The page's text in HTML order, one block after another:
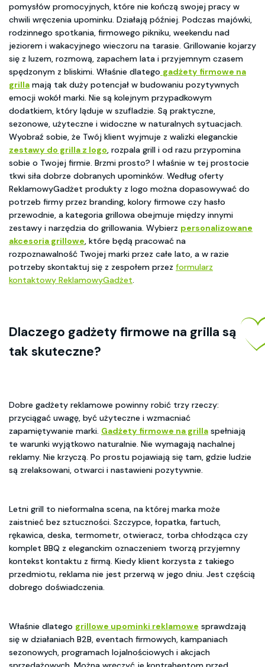
pomysłów promocyjnych, które nie kończą swojej pracy w
chwili wręczenia upominku. Działają później. Podczas majówki,
rodzinnego spotkania, firmowego pikniku, weekendu nad
jeziorem i wakacyjnego wieczoru na tarasie. Grillowanie kojarzy
się z luzem, rozmową, zapachem lata i przyjemnym czasem
spędzonym z bliskimi. Właśnie dlatego gadżety firmowe na
grilla mają tak duży potencjał w budowaniu pozytywnych
emocji wokół marki. Nie są kolejnym przypadkowym
dodatkiem, który ląduje w szufladzie. Są praktyczne,
sezonowe, użyteczne i widoczne w naturalnych sytuacjach.
Wyobraź sobie, że Twój klient wyjmuje z walizki eleganckie
zestawy do grilla z logo, rozpala grill i od razu przypomina
sobie o Twojej firmie. Brzmi prosto? I właśnie w tej prostocie
tkwi siła dobrze dobranych upominków. Według oferty
ReklamowyGadżet produkty z logo można dopasowywać do
potrzeb firmy przez branding, kolory firmowe czy hasło
przewodnie, a kategoria grillowa obejmuje między innymi
zestawy i narzędzia do grillowania. Wybierz personalizowane
akcesoria grillowe, które będą pracować na
rozpoznawalność Twojej marki przez całe lato, a w razie
potrzeby skontaktuj się z zespołem przez formularz
kontaktowy ReklamowyGadżet.
Dlaczego gadżety firmowe na grilla są
tak skuteczne?
Dobre gadżety reklamowe powinny robić trzy rzeczy:
przyciągać uwagę, być użyteczne i wzmacniać
zapamiętywanie marki. Gadżety firmowe na grilla spełniają
te warunki wyjątkowo naturalnie. Nie wymagają nachalnej
reklamy. Nie krzyczą. Po prostu pojawiają się tam, gdzie ludzie
są zrelaksowani, otwarci i nastawieni pozytywnie.
Letni grill to nieformalna scena, na której marka może
zaistnieć bez sztuczności. Szczypce, łopatka, fartuch,
rękawica, deska, termometr, otwieracz, torba chłodząca czy
komplet BBQ z eleganckim oznaczeniem tworzą przyjemny
kontekst kontaktu z firmą. Kiedy klient korzysta z takiego
przedmiotu, reklama nie jest przerwą w jego dniu. Jest częścią
dobrego doświadczenia.
Właśnie dlatego grillowe upominki reklamowe sprawdzają
się w działaniach B2B, eventach firmowych, kampaniach
sezonowych, programach lojalnościowych i akcjach